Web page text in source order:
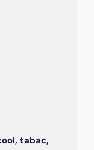
tabac,